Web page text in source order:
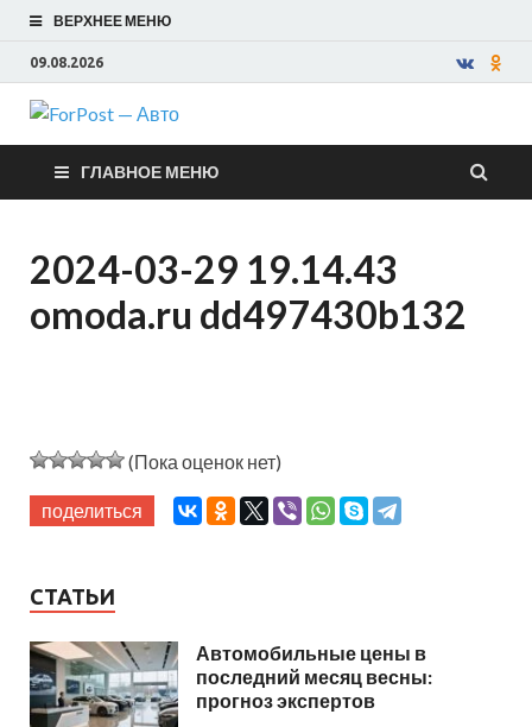
ВЕРХНЕЕ МЕНЮ
09.08.2026
ForPost —
Авто
ГЛАВНОЕ МЕНЮ
2024-03-29 19.14.43
omoda.ru dd497430b132
(Пока оценок нет)
поделиться
СТАТЬИ
Автомобильные цены в
последний месяц весны:
прогноз экспертов